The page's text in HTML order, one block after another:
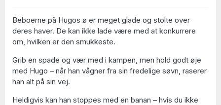
Beboerne på Hugos ø er meget glade og stolte over
deres haver. De kan ikke lade være med at konkurrere
om, hvilken er den smukkeste.
Grib en spade og vær med i kampen, men hold godt øje
med Hugo – når han vågner fra sin fredelige søvn, raserer
han alt på sin vej.
Heldigvis kan han stoppes med en banan – hvis du ikke